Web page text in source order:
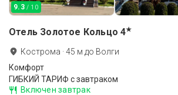
9.3 / 10
Отель Золотое Кольцо 4★
Кострома ·45 м до Волги
Комфорт
ГИБКИЙ ТАРИФ с завтраком
Включен завтрак